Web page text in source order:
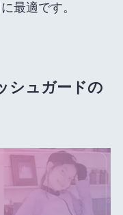
最適です。
シュガードの